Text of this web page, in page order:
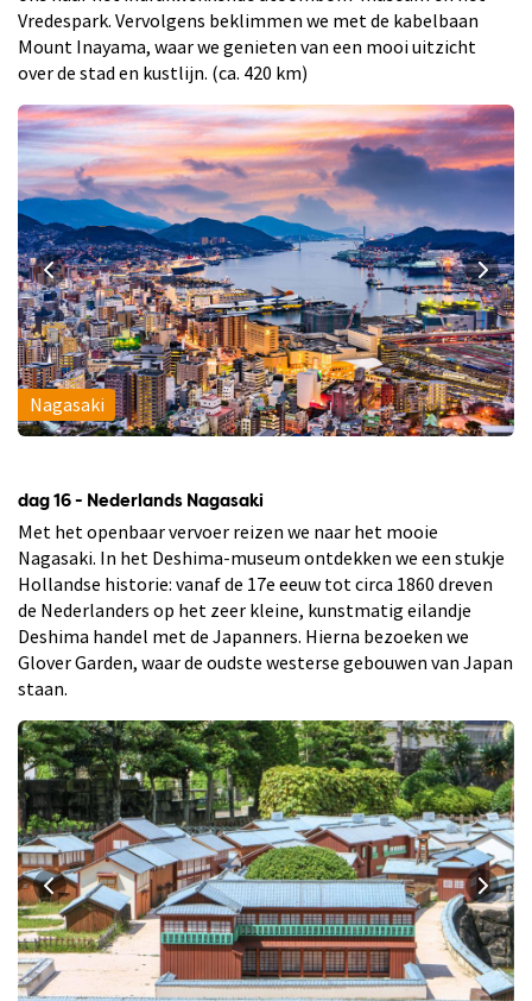
Vredespark. Vervolgens beklimmen we met de kabelbaan
Mount Inayama, waar we genieten van een mooi uitzicht
over de stad en kustlijn. (ca. 420 km)
Nagasaki
dag 16 - Nederlands Nagasaki
Met het openbaar vervoer reizen we naar het mooie
Nagasaki. In het Deshima-museum ontdekken we een stukje
Hollandse historie: vanaf de 17e eeuw tot circa 1860 dreven
de Nederlanders op het zeer kleine, kunstmatig eilandje
Deshima handel met de Japanners. Hierna bezoeken we
Glover Garden, waar de oudste westerse gebouwen van Japan
staan.